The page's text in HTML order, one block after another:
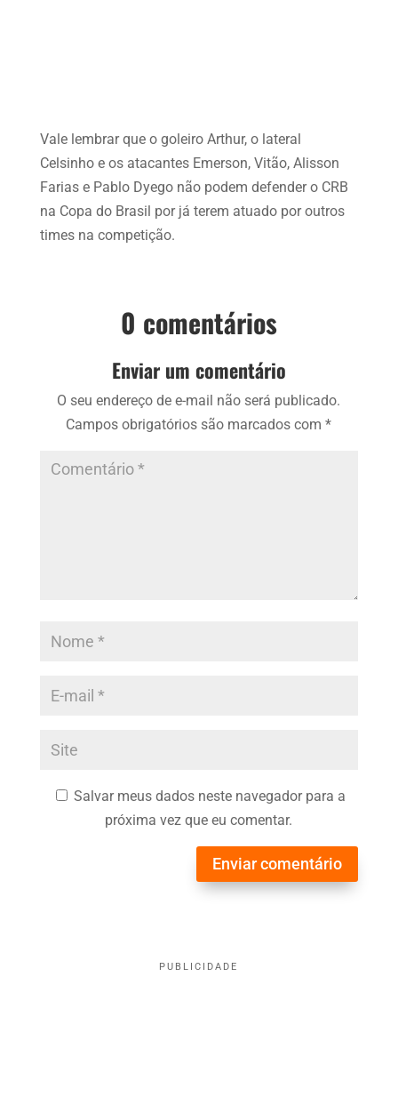
Vale lembrar que o goleiro Arthur, o lateral
Celsinho e os atacantes Emerson, Vitão, Alisson
Farias e Pablo Dyego não podem defender o CRB
na Copa do Brasil por já terem atuado por outros
times na competição.
0 comentários
Enviar um comentário
O seu endereço de e-mail não será publicado.
Campos obrigatórios são marcados com*
Salvar meus dados neste navegador para a
próxima vez que eu comentar.
Enviar comentário
PUBLICIDADE